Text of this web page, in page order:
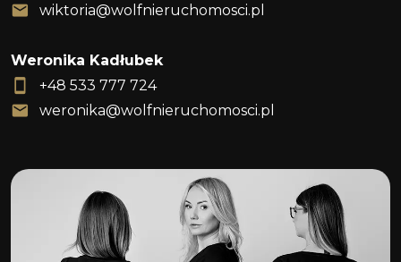
wiktoria@wolfnieruchomosci.pl
Weronika Kadłubek
+48 533 777 724
weronika@wolfnieruchomosci.pl